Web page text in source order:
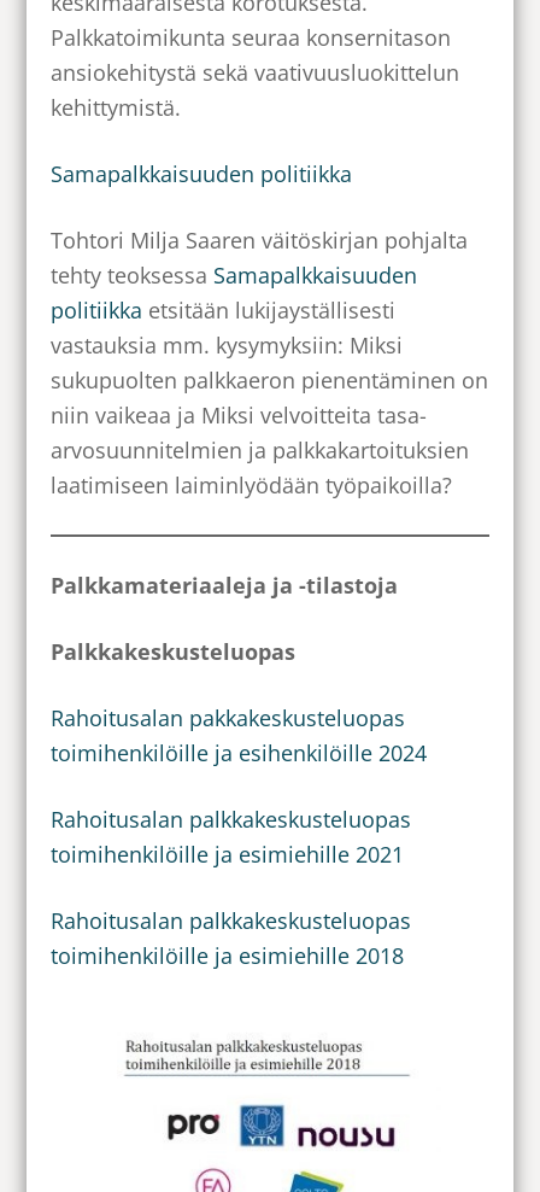
Palkkatoimikunta seuraa konsernitason
ansiokehitystä sekä vaativuusluokittelun
kehittymistä.
Samapalkkaisuuden politiikka
Tohtori Milja Saaren väitöskirjan pohjalta
tehty teoksessa Samapalkkaisuuden
politiikka etsitään lukijayställisesti
vastauksia mm. kysymyksiin: Miksi
sukupuolten palkkaeron pienentäminen on
niin vaikeaa ja Miksi velvoitteita tasa-
arvosuunnitelmien ja palkkakartoituksien
laatimiseen laiminlyödään työpaikoilla?
Palkkamateriaaleja ja -tilastoja
Palkkakeskusteluopas
Rahoitusalan pakkakeskusteluopas
toimihenkilöille ja esihenkilöille 2024
Rahoitusalan palkkakeskusteluopas
toimihenkilöille ja esimiehille 2021
Rahoitusalan palkkakeskusteluopas
toimihenkilöille ja esimiehille 2018